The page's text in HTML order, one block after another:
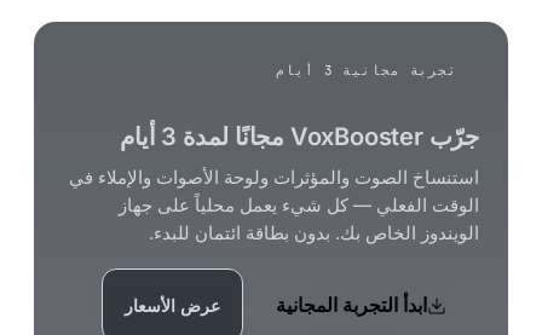
تجربة مجانية 3 أيام
الصوت والمؤثرات ولوحة الأصوات والإملاء في
الفعلي — كل شيء يعمل محلياً على جهاز
الخاص بك. بدون بطاقة ائتمان للبدء.
ابدأ التجربة المجانية عرض الأسعار